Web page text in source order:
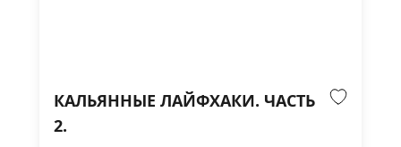
КАЛЬЯННЫЕ ЛАЙФХАКИ. ЧАСТЬ
2.